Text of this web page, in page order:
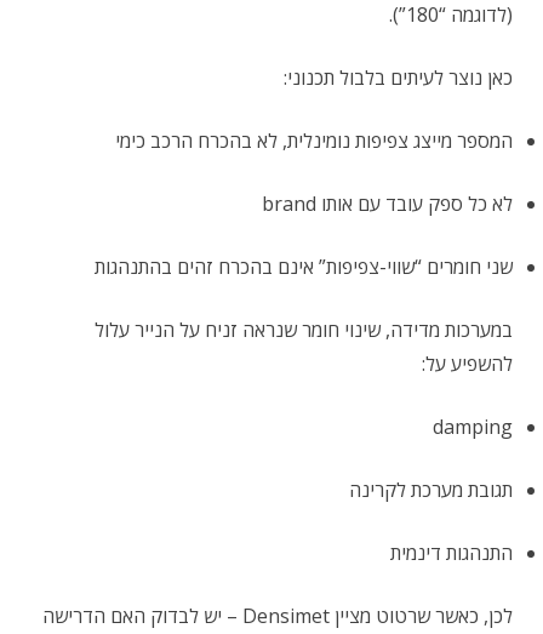
(לדוגמה “180”).
כאן נוצר לעיתים בלבול תכנוני:
המספר מייצג צפיפות נומינלית, לא בהכרח הרכב כימי
לא כל ספק עובד עם אותו brand
שני חומרים “שווי-צפיפות” אינם בהכרח זהים בהתנהגות
במערכות מדידה, שינוי חומר שנראה זניח על הנייר עלול
להשפיע על:
damping
תגובת מערכת לקרינה
התנהגות דינמית
לכן, כאשר שרטוט מציין Densimet – יש לבדוק האם הדרישה